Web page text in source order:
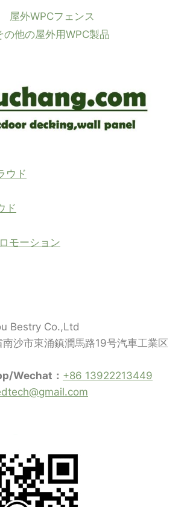
屋外WPCフェンス
の他の屋外用WPC製品
ウド
ド
モーション
Bestry Co.,Ltd
南沙市東涌鎮潤馬路19号汽車工業区
Wechat： +86 13922213449